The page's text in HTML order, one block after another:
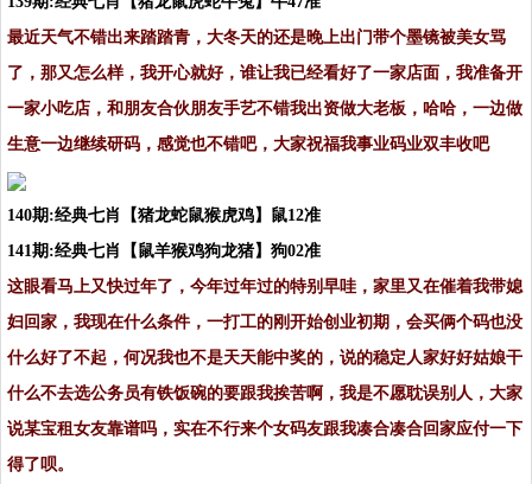
最近天气不错出来踏踏青，大冬天的还是晚上出门带个墨镜被美女骂
了，那又怎么样，我开心就好，谁让我已经看好了一家店面，我准备开
一家小吃店，和朋友合伙朋友手艺不错我出资做大老板，哈哈，一边做
生意一边继续研码，感觉也不错吧，大家祝福我事业码业双丰收吧
140期:经典七肖【猪龙蛇鼠猴虎鸡】鼠12准
141期:经典七肖【鼠羊猴鸡狗龙猪】狗02准
这眼看马上又快过年了，今年过年过的特别早哇，家里又在催着我带媳
妇回家，我现在什么条件，一打工的刚开始创业初期，会买俩个码也没
什么好了不起，何况我也不是天天能中奖的，说的稳定人家好好姑娘干
什么不去选公务员有铁饭碗的要跟我挨苦啊，我是不愿耽误别人，大家
说某宝租女友靠谱吗，实在不行来个女码友跟我凑合凑合回家应付一下
得了呗。